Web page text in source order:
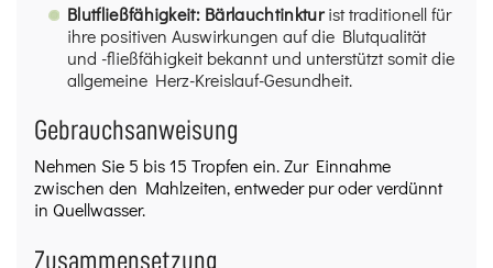
Blutfließfähigkeit: Bärlauchtinkturist traditionell für
ihre positiven Auswirkungen auf die Blutqualität
und -fließfähigkeit bekannt und unterstützt somit die
allgemeine Herz-Kreislauf-Gesundheit.
Gebrauchsanweisung
Nehmen Sie 5 bis 15 Tropfen ein. Zur Einnahme
zwischen den Mahlzeiten, entweder pur oder verdünnt
in Quellwasser.
Zusammensetzung